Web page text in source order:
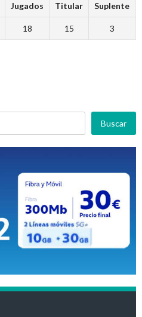
Jugados Titular Suplente
18 15 3
Buscar